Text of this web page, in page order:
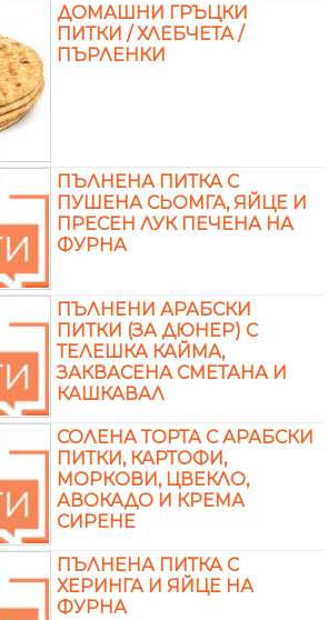
ДОМАШНИ ГРЪЦКИ
ПИТКИ / ХЛЕБЧЕТА /
ПЪРЛЕНКИ
ПЪЛНЕНА ПИТКА С
ПУШЕНА СЬОМГА, ЯЙЦЕ И
ПРЕСЕН ЛУК ПЕЧЕНА НА
ФУРНА
ПЪЛНЕНИ АРАБСКИ
ПИТКИ (ЗА ДЮНЕР) С
ТЕЛЕШКА КАЙМА,
ЗАКВАСЕНА СМЕТАНА И
КАШКАВАЛ
СОЛЕНА ТОРТА С АРАБСКИ
ПИТКИ, КАРТОФИ,
МОРКОВИ, ЦВЕКЛО,
АВОКАДО И КРЕМА
СИРЕНЕ
ПЪЛНЕНА ПИТКА С
ХЕРИНГА И ЯЙЦЕ НА
ФУРНА